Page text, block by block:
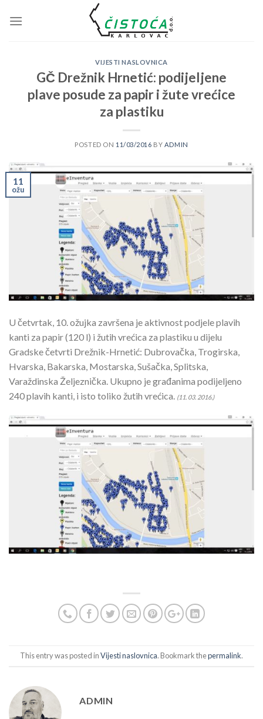
VIJESTI NASLOVNICA
GČ Drežnik Hrnetić: podijeljene
plave posude za papir i žute vrećice
za plastiku
POSTED ON 11/03/2016 BY ADMIN
11
ožu
U četvrtak, 10. ožujka završena je aktivnost podjele plavih
kanti za papir (120 l) i žutih vrećica za plastiku u dijelu
Gradske četvrti Drežnik-Hrnetić: Dubrovačka, Trogirska,
Hvarska, Bakarska, Mostarska, Sušačka, Splitska,
Varaždinska Željeznička. Ukupno je građanima podijeljeno
240 plavih kanti, i isto toliko žutih vrećica. (11. 03. 2016.)
This entry was posted inVijesti naslovnica. Bookmark thepermalink.
ADMIN